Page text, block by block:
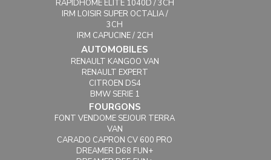
RAPIDHOME ELITE 1040D / 3CH
IRM LOISIR SUPER OCTALIA /
3CH
IRM CAPUCINE / 2CH
AUTOMOBILES
RENAULT KANGOO VAN
RENAULT EXPERT
CITROEN DS4
BMW SERIE 1
FOURGONS
FONT VENDOME SEJOUR TERRA
VAN
CARADO CAPRON CV 600 PRO
DREAMER D68 FUN+